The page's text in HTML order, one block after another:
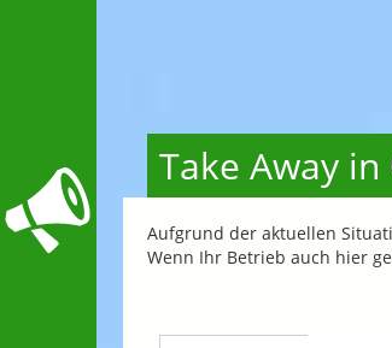
Take Away in
Aufgrund der aktuellen
Wenn Ihr Betrieb auch hier